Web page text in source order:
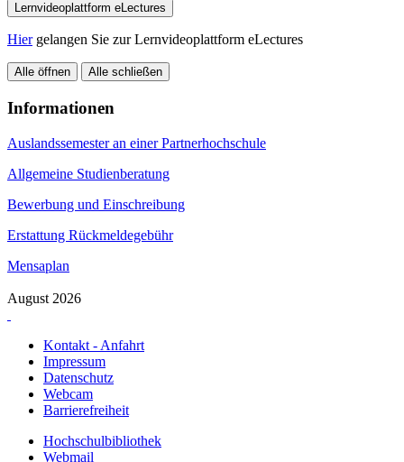
Lernvideoplattform eLectures
Hiergelangen Sie zur Lernvideoplattform eLectures
Alle öffnen Alle schließen
Informationen
Auslandssemester an einer Partnerhochschule
Allgemeine Studienberatung
Bewerbung und Einschreibung
Erstattung Rückmeldegebühr
Mensaplan
August 2026
Kontakt - Anfahrt
Impressum
Datenschutz
Webcam
Barrierefreiheit
Hochschulbibliothek
Webmail